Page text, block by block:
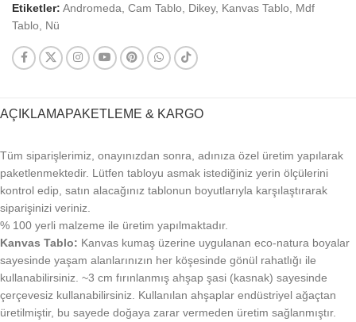
Etiketler: Andromeda Cam Tablo Dikey, Kanvas Tablo
Mdf
Tablo
Nü
AÇIKLAMAPAKETLEME & KARGO
Tüm siparişlerimiz, onayınızdan sonra, adınıza özel üretim yapılarak
paketlenmektedir. Lütfen tabloyu asmak istediğiniz yerin ölçülerini
kontrol edip, satın alacağınız tablonun boyutlarıyla karşılaştırarak
siparişinizi veriniz.
% 100 yerli malzeme ile üretim yapılmaktadır.
Kanvas Tablo: Kanvas kumaş üzerine uygulanan eco-natura boyalar
sayesinde yaşam alanlarınızın her köşesinde gönül rahatlığı ile
kullanabilirsiniz. ~3 cm fırınlanmış ahşap şasi (kasnak) sayesinde
çerçevesiz kullanabilirsiniz. Kullanılan ahşaplar endüstriyel ağaçtan
üretilmiştir, bu sayede doğaya zarar vermeden üretim sağlanmıştır.